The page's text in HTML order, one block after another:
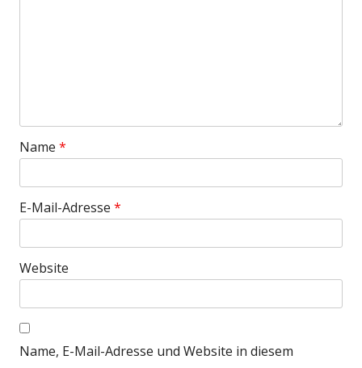
Name *
E-Mail-Adresse *
Website
Name, E-Mail-Adresse und Website in diesem